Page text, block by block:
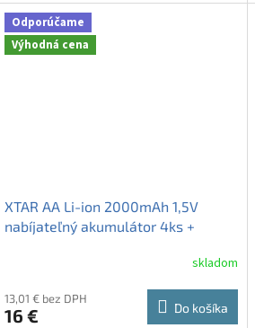
Odporúčame
Výhodná cena
XTAR AA Li-ion 2000mAh 1,5V
nabíjateľný akumulátor 4ks +
produktu
je
skladom
13,01 € bez DPH
16 € Do košíka